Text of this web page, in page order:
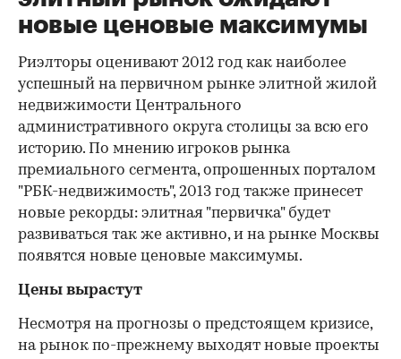
новые ценовые максимумы
Риэлторы оценивают 2012 год как наиболее
успешный на первичном рынке элитной жилой
недвижимости Центрального
административного округа столицы за всю его
историю. По мнению игроков рынка
премиального сегмента, опрошенных порталом
"РБК-недвижимость", 2013 год также принесет
новые рекорды: элитная "первичка" будет
развиваться так же активно, и на рынке Москвы
появятся новые ценовые максимумы.
Цены вырастут
Несмотря на прогнозы о предстоящем кризисе,
на рынок по-прежнему выходят новые проекты